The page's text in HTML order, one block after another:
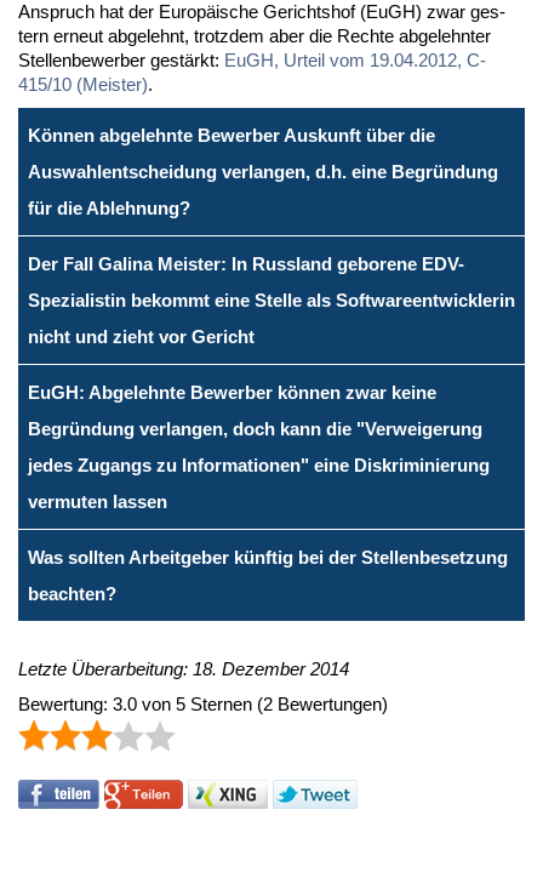
An­spruch hat der Eu­ro­päi­sche Ge­richts­hof (EuGH) zwar ges­
tern er­neut ab­ge­lehnt, trotz­dem aber die Rech­te ab­ge­lehn­ter
Stel­len­be­wer­ber ge­stärkt: EuGH, Ur­teil vom 19.04.2012, C-
415/10 (Meis­ter).
Können abgelehnte Bewerber Auskunft über die
Auswahlentscheidung verlangen, d.h. eine Begründung
für die Ablehnung?
Der Fall Galina Meister: In Russland geborene EDV-
Spezialistin bekommt eine Stelle als Softwareentwicklerin
nicht und zieht vor Gericht
EuGH: Abgelehnte Bewerber können zwar keine
Begründung verlangen, doch kann die "Verweigerung
jedes Zugangs zu Informationen" eine Diskriminierung
vermuten lassen
Was sollten Arbeitgeber künftig bei der Stellenbesetzung
beachten?
Letzte Überarbeitung: 18. Dezember 2014
Bewertung: 3.0 von 5 Sternen (2 Bewertungen)